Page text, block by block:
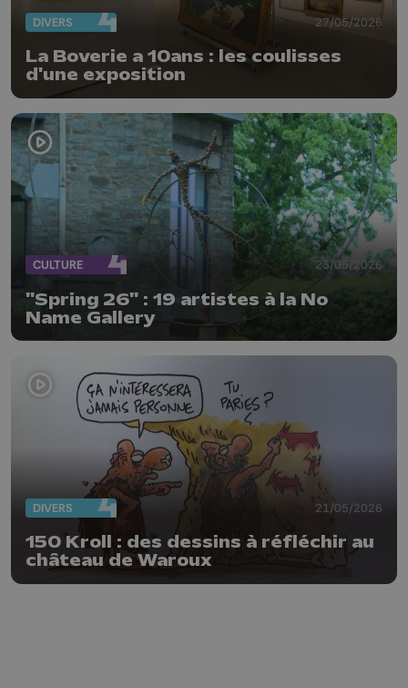
DIVERS 27/05/2026
La Boverie a 10ans : les coulisses
d'une exposition
CULTURE 23/05/2026
"Spring 26" : 19 artistes à la No
Name Gallery
DIVERS 21/05/2026
150 Kroll : des dessins à réfléchir au
château de Waroux